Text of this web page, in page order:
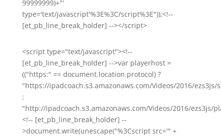
99999999)+"'
type='text/javascript'%3E%3C/script%3E"));<!--
[et_pb_line_break_holder] --></script>
<script type="text/javascript"><!--
[et_pb_line_break_holder] -->var playerhost =
(("https:" == document.location.protocol) ?
"https://ipadcoach.s3.amazonaws.com/Videos/2016/ezs3js/
:
"http://ipadcoach.s3.amazonaws.com/Videos/2016/ezs3js/
<!-- [et_pb_line_break_holder] --
>document.write(unescape("%3Cscript src='" +